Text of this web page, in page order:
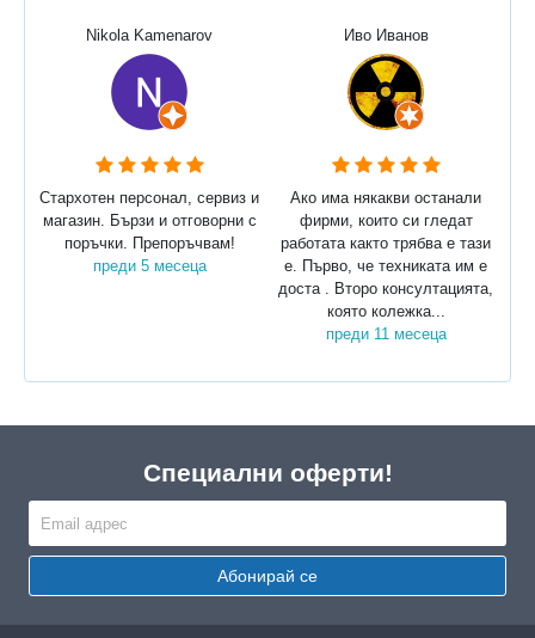
Nikola Kamenarov
Стархотен персонал, сервиз и
магазин. Бързи и отговорни с
поръчки. Препоръчвам!
преди 5 месеца
Иво Иванов
Ако има някакви останали
фирми, които си гледат
работата както трябва е тази
е. Първо, че техниката им е
доста . Второ консултацията,
която колежка...
преди 11 месеца
Специални оферти!
Абонирай се